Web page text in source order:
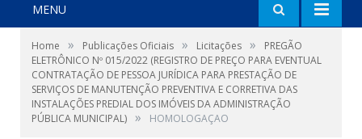
MENU
Home » Publicações Oficiais » Licitações »
PREGÃO
ELETRÔNICO Nº 015/2022 (REGISTRO DE PREÇO PARA EVENTUAL
CONTRATAÇÃO DE PESSOA JURÍDICA PARA PRESTAÇÃO DE
SERVIÇOS DE MANUTENÇÃO PREVENTIVA E CORRETIVA DAS
INSTALAÇÕES PREDIAL DOS IMÓVEIS DA ADMINISTRAÇÃO
PÚBLICA MUNICIPAL) » HOMOLOGAÇAO